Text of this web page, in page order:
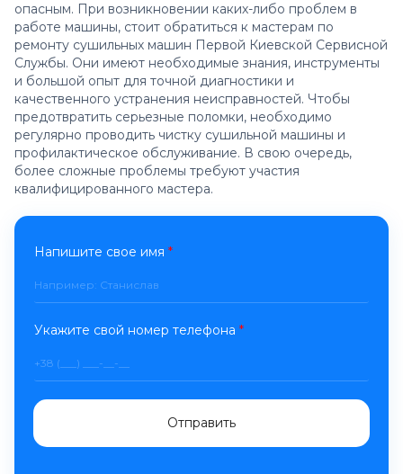
опасным. При возникновении каких-либо проблем в
работе машины, стоит обратиться к мастерам по
ремонту сушильных машин Первой Киевской Сервисной
Службы. Они имеют необходимые знания, инструменты
и большой опыт для точной диагностики и
качественного устранения неисправностей. Чтобы
предотвратить серьезные поломки, необходимо
регулярно проводить чистку сушильной машины и
профилактическое обслуживание. В свою очередь,
более сложные проблемы требуют участия
квалифицированного мастера.
Напишите свое имя *
Укажите свой номер телефона *
Отправить